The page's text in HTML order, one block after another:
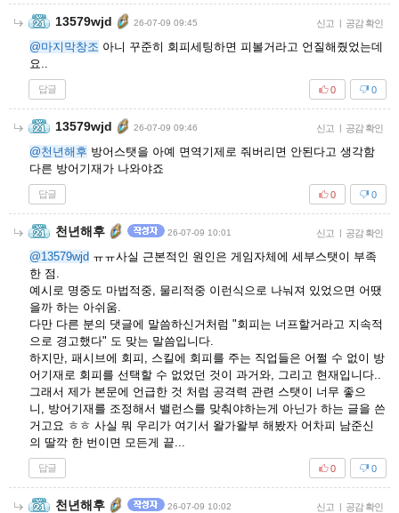
13579wjd 26-07-09 09:45 신고 | 공감 확인
@마지막창조 아니 꾸준히 회피세팅하면 피볼거라고 언질해줬었는데
요..
답글 0
0
13579wjd 26-07-09 09:46 신고 | 공감 확인
@천년해후 방어스탯을 아예 면역기제로 줘버리면 안된다고 생각함
다른 방어기재가 나와야죠
답글 0
0
천년해후 26-07-09 10:01 신고 | 공감 확인
@13579wjd ㅠㅠ사실 근본적인 원인은 게임자체에 세부스탯이 부족
한 점.
예시로 명중도 마법적중, 물리적중 이런식으로 나눠져 있었으면 어땠
을까 하는 아쉬움.
다만 다른 분의 댓글에 말씀하신거처럼 "회피는 너프할거라고 지속적
으로 경고했다" 도 맞는 말씀입니다.
하지만, 패시브에 회피, 스킬에 회피를 주는 직업들은 어쩔 수 없이 방
어기재로 회피를 선택할 수 없었던 것이 과거와, 그리고 현재입니다..
그래서 제가 본문에 언급한 것 처럼 공격력 관련 스탯이 너무 좋으
니, 방어기재를 조정해서 밸런스를 맞춰야하는게 아닌가 하는 글을 쓴
거고요 ㅎㅎ 사실 뭐 우리가 여기서 왈가왈부 해봤자 어차피 남준신
의 딸깍 한 번이면 모든게 끝...
답글 0
0
천년해후 26-07-09 10:02 신고 | 공감 확인